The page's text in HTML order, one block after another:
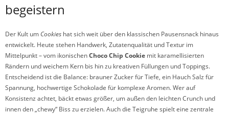
begeistern
Der Kult um Cookies hat sich weit über den klassischen Pausensnack hinaus
entwickelt. Heute stehen Handwerk, Zutatenqualität und Textur im
Mittelpunkt – vom ikonischenChoco Chip Cookie mit karamellisierten
Rändern und weichem Kern bis hin zu kreativen Füllungen und Toppings.
Entscheidend ist die Balance: brauner Zucker für Tiefe, ein Hauch Salz für
Spannung, hochwertige Schokolade für komplexe Aromen. Wer auf
Konsistenz achtet, bäckt etwas größer, um außen den leichten Crunch und
innen den „chewy“ Biss zu erzielen. Auch die Teigruhe spielt eine zentrale